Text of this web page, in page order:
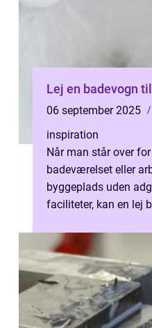
Lej en badevogn
06 september 2025
inspiration
Når man står over
badeværelset eller
byggeplads uden
faciliteter, kan en lej